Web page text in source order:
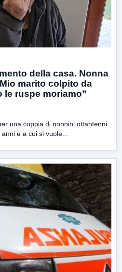
della casa. Nonna
marito colpito da
le ruspe moriamo”
una coppia di nonnini ottantenni
e a cui si vuole...